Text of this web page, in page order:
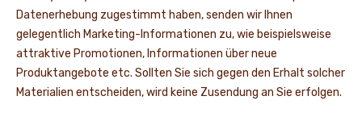
Datenerhebung zugestimmt haben, senden wir Ihnen
gelegentlich Marketing-Informationen zu, wie beispielsweise
attraktive Promotionen, Informationen über neue
Produktangebote etc. Sollten Sie sich gegen den Erhalt solcher
Materialien entscheiden, wird keine Zusendung an Sie erfolgen.